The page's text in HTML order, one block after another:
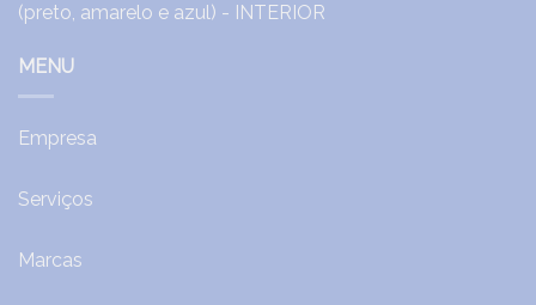
MENU
Empresa
Serviços
Marcas